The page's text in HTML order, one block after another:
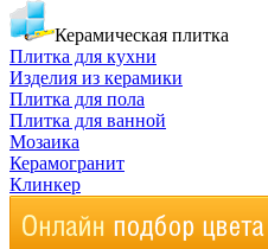
Керамическая плитка
Плитка для кухни
Изделия из керамики
Плитка для пола
Плитка для ванной
Мозаика
Керамогранит
Клинкер